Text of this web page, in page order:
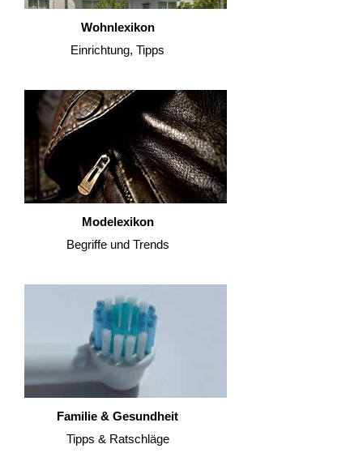
Wohnlexikon
Einrichtung, Tipps
Modelexikon
Begriffe und Trends
Familie & Gesundheit
Tipps & Ratschläge